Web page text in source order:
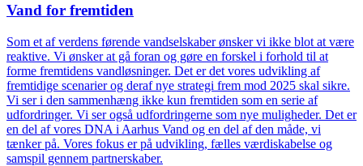
Vand for fremtiden
Som et af verdens førende vandselskaber ønsker vi ikke blot at være
reaktive. Vi ønsker at gå foran og gøre en forskel i forhold til at
forme fremtidens vandløsninger. Det er det vores udvikling af
fremtidige scenarier og deraf nye strategi frem mod 2025 skal sikre.
Vi ser i den sammenhæng ikke kun fremtiden som en serie af
udfordringer. Vi ser også udfordringerne som nye muligheder. Det er
en del af vores DNA i Aarhus Vand og en del af den måde, vi
tænker på. Vores fokus er på udvikling, fælles værdiskabelse og
samspil gennem partnerskaber.